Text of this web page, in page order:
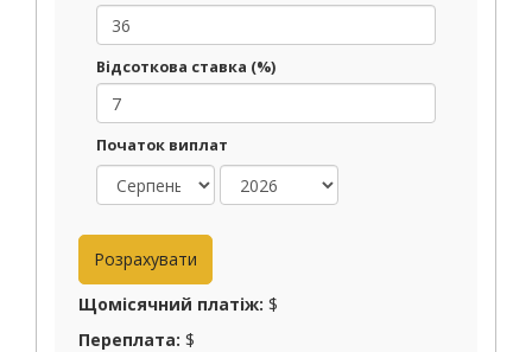
Відсоткова ставка (%)
Початок виплат
Щомісячний платіж: $
Переплата: $